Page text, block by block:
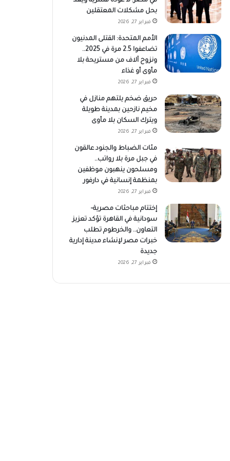
بحل مشكلات المعتقلين
فبراير 27, 2026
الأمم المتحدة: القتلى المدنيون
تضاعفوا 2.5 مرة في 2025..
ونزوح آلاف من مستريحة بلا
مأوى أو غذاء
فبراير 27, 2026
حريق ضخم يلتهم منازل في
مخيم نازحين بمدينة طويلة
ويترك السكان بلا مأوى
فبراير 27, 2026
مئات الضباط والجنود عالقون
في جبل مرة بلا رواتب..
ومسلحون ينهبون موظفين
بمنظمة إنسانية في دارفور
فبراير 27, 2026
إختتام مباحثات مصرية–
سودانية في القاهرة تؤكد تعزيز
التعاون.. والخرطوم تطلب
خبرات مصر لإنشاء مدينة إدارية
جديدة
فبراير 27, 2026